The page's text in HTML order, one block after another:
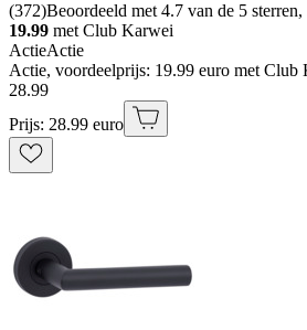
(372)Beoordeeld met 4.7 van de 5
19.99 met Club Karwei
ActieActie
Actie, voordeelprijs: 19.99 euro met Club
28.99
Prijs: 28.99 euro